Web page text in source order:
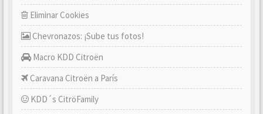
Eliminar Cookies
Chevronazos: ¡Sube tus fotos!
Macro KDD Citroën
Caravana Citroën a París
KDD´s CitröFamily